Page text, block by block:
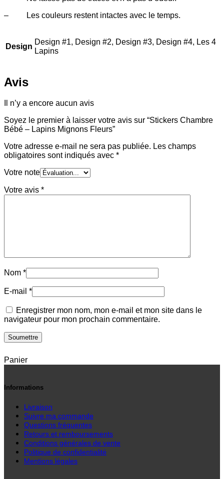
– Les couleurs restent intactes avec le temps.
Design
Design #1, Design #2, Design #3, Design #4, Les 4
Lapins
Avis
Il n’y a encore aucun avis
Soyez le premier à laisser votre avis sur “Stickers Chambre
Bébé – Lapins Mignons Fleurs”
Votre adresse e-mail ne sera pas publiée. Les champs
obligatoires sont indiqués avec *
Votre note
Votre avis *
Nom *
E-mail *
Enregistrer mon nom, mon e-mail et mon site dans le
navigateur pour mon prochain commentaire.
Panier
Informations
Livraison
Suivre ma commande
Questions fréquentes
Retours et remboursements
Conditions générales de vente
Politique de confidentialité
Mentions légales